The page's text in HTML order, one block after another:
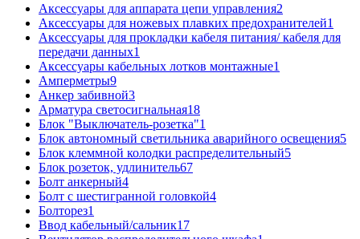
Аксессуары для аппарата цепи управления2
Аксессуары для ножевых плавких предохранителей1
Аксессуары для прокладки кабеля питания/ кабеля для
передачи данных1
Аксессуары кабельных лотков монтажные1
Амперметры9
Анкер забивной3
Арматура светосигнальная18
Блок "Выключатель-розетка"1
Блок автономный светильника аварийного освещения5
Блок клеммной колодки распределительный5
Блок розеток, удлинитель67
Болт анкерный4
Болт с шестигранной головкой4
Болторез1
Ввод кабельный/сальник17